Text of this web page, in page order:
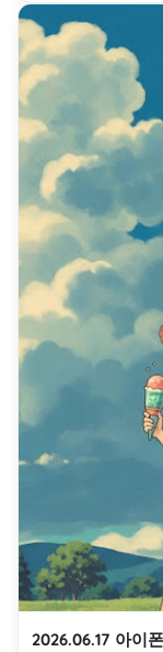
2026.06.17 아이